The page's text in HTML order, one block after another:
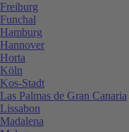
Freiburg
Funchal
Hamburg
Hannover
Horta
Köln
Kos-Stadt
Las Palmas de Gran Canaria
Lissabon
Madalena